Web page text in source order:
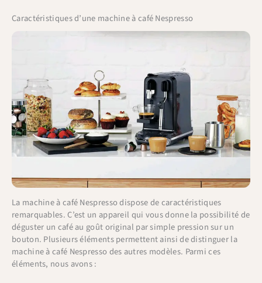
Caractéristiques d’une machine à café Nespresso
La machine à café Nespresso dispose de caractéristiques
remarquables. C’est un appareil qui vous donne la possibilité de
déguster un café au goût original par simple pression sur un
bouton. Plusieurs éléments permettent ainsi de distinguer la
machine à café Nespresso des autres modèles. Parmi ces
éléments, nous avons :